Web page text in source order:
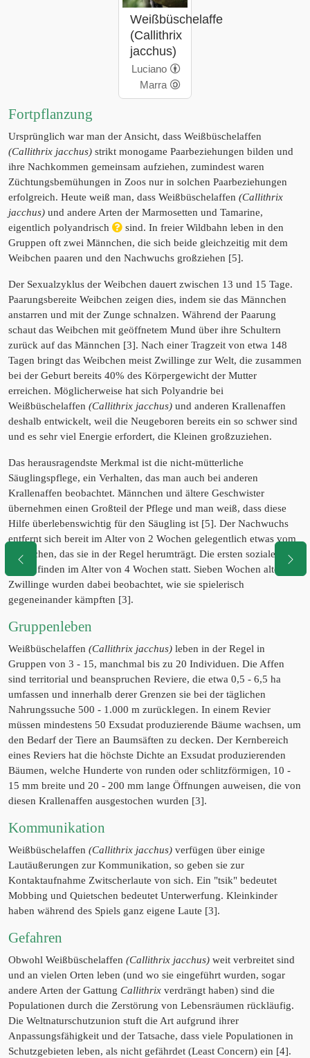
Weißbüschelaffe
(Callithrix
jacchus)
Luciano
Marra
Fortpflanzung
Ursprünglich war man der Ansicht, dass Weißbüschelaffen
(Callithrix jacchus) strikt monogame Paarbeziehungen bilden und
ihre Nachkommen gemeinsam aufziehen, zumindest waren
Züchtungsbemühungen in Zoos nur in solchen Paarbeziehungen
erfolgreich. Heute weiß man, dass Weißbüschelaffen (Callithrix
jacchus) und andere Arten der Marmosetten und Tamarine,
eigentlich polyandrisch
sind. In freier Wildbahn leben in den
Gruppen oft zwei Männchen, die sich beide gleichzeitig mit dem
Weibchen paaren und den Nachwuchs großziehen [5].
Der Sexualzyklus der Weibchen dauert zwischen 13 und 15 Tage.
Paarungsbereite Weibchen zeigen dies, indem sie das Männchen
anstarren und mit der Zunge schnalzen. Während der Paarung
schaut das Weibchen mit geöffnetem Mund über ihre Schultern
zurück auf das Männchen [3]. Nach einer Tragzeit von etwa 148
Tagen bringt das Weibchen meist Zwillinge zur Welt, die zusammen
bei der Geburt bereits 40% des Körpergewicht der Mutter
erreichen. Möglicherweise hat sich Polyandrie bei
Weißbüschelaffen (Callithrix jacchus) und anderen Krallenaffen
deshalb entwickelt, weil die Neugeboren bereits ein so schwer sind
und es sehr viel Energie erfordert, die Kleinen großzuziehen.
Das herausragendste Merkmal ist die nicht-mütterliche
Säuglingspflege, ein Verhalten, das man auch bei anderen
Krallenaffen beobachtet. Männchen und ältere Geschwister
übernehmen einen Großteil der Pflege und man weiß, dass diese
Hilfe überlebenswichtig für den Säugling ist [5]. Der Nachwuchs
entfernt sich bereit im Alter von 2 Wochen gelegentlich etwas vom
Männchen, das sie in der Regel herumträgt. Die ersten sozialen
Spiele finden im Alter von 4 Wochen statt. Sieben Wochen alte
Zwillinge wurden dabei beobachtet, wie sie spielerisch
gegeneinander kämpften [3].
Gruppenleben
Weißbüschelaffen (Callithrix jacchus) leben in der Regel in
Gruppen von 3 - 15, manchmal bis zu 20 Individuen. Die Affen
sind territorial und beanspruchen Reviere, die etwa 0,5 - 6,5 ha
umfassen und innerhalb derer Grenzen sie bei der täglichen
Nahrungssuche 500 - 1.000 m zurücklegen. In einem Revier
müssen mindestens 50 Exsudat produzierende Bäume wachsen, um
den Bedarf der Tiere an Baumsäften zu decken. Der Kernbereich
eines Reviers hat die höchste Dichte an Exsudat produzierenden
Bäumen, welche Hunderte von runden oder schlitzförmigen, 10 -
15 mm breite und 20 - 200 mm lange Öffnungen auweisen, die von
diesen Krallenaffen ausgestochen wurden [3].
Kommunikation
Weißbüschelaffen (Callithrix jacchus) verfügen über einige
Lautäußerungen zur Kommunikation, so geben sie zur
Kontaktaufnahme Zwitscherlaute von sich. Ein "tsik" bedeutet
Mobbing und Quietschen bedeutet Unterwerfung. Kleinkinder
haben während des Spiels ganz eigene Laute [3].
Gefahren
Obwohl Weißbüschelaffen (Callithrix jacchus) weit verbreitet sind
und an vielen Orten leben (und wo sie eingeführt wurden, sogar
andere Arten der Gattung Callithrix verdrängt haben) sind die
Populationen durch die Zerstörung von Lebensräumen rückläufig.
Die Weltnaturschutzunion stuft die Art aufgrund ihrer
Anpassungsfähigkeit und der Tatsache, dass viele Populationen in
Schutzgebieten leben, als nicht gefährdet (Least Concern) ein [4].